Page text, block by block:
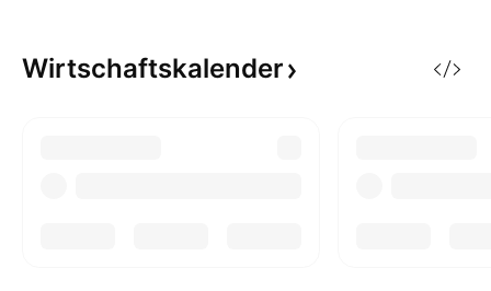
Wirtschaftskalender